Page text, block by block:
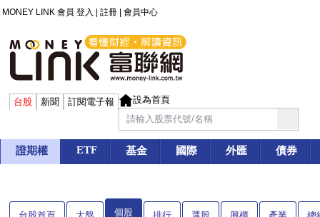
MONEY LINK 會員 登入 註冊 會員中心
台股 新聞 訂閱電子報 設為首頁
證期權 ETF 基金 國際 外匯 債券
個股